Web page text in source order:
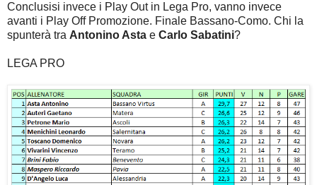
Conclusisi invece i Play Out in Lega Pro, vanno invece
avanti i Play Off Promozione. Finale Bassano-Como. Chi la
spunterà tra Antonino Asta e Carlo Sabatini?
LEGA PRO